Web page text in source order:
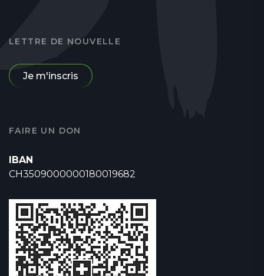
LETTRE DE NOUVELLE
Je m'inscris
FAIRE UN DON
IBAN
CH3509000000180019682